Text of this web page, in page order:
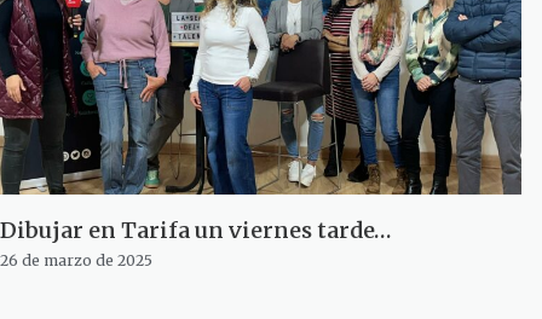
Dibujar en Tarifa un viernes tarde…
26 de marzo de 2025